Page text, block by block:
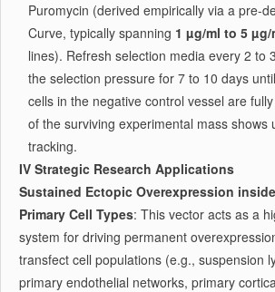
Puromycin (derived empirically via a pre-
Curve, typically spanning 1 µg/ml to 5 µg/
lines). Refresh selection media every 2 to
the selection pressure for 7 to 10 days
cells in the negative control vessel are
of the surviving experimental mass shows
tracking.
IV Strategic Research Applications
Sustained Ectopic Overexpression
Primary Cell Types: This vector acts as a
system for driving permanent
transfect cell populations (e.g., suspension
primary endothelial networks, primary